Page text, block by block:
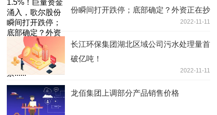
份瞬间打开跌停；底部确定？外资正在抄
底房地产；Web3.0概念爆发了，这些股
票......
2022-11-11
长江环保集团湖北区域公司污水处理量首
破亿吨！
2022-11-11
龙佰集团上调部分产品销售价格